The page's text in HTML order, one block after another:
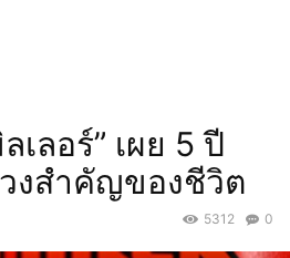
เลอร์” เผย 5 ปี
งสำคัญของชีวิต
0
5312